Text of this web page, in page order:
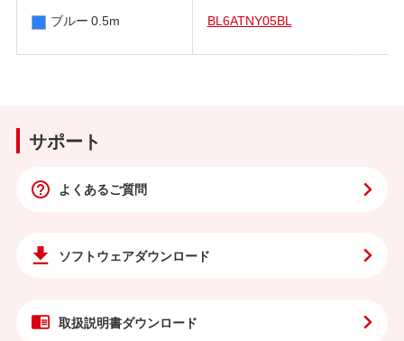
ブルー 0.5m BL6ATNY05BL
サポート
よくあるご質問
ソフトウェアダウンロード
取扱説明書ダウンロード